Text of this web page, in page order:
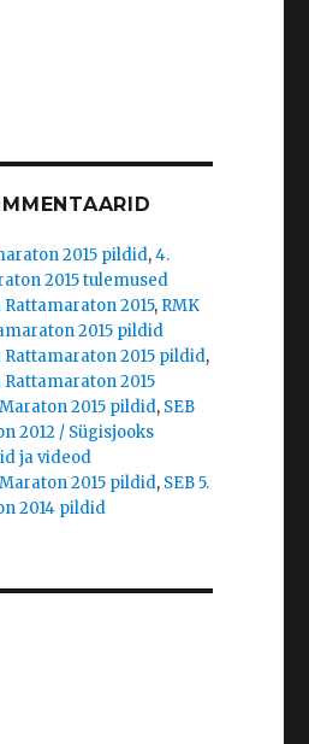
2015 pildid,4.
2015 tulemused
2015, RMK
2015 pildid
Rattamaraton 2015 pildid,
2015
2015 pildid, SEB
2012 / Sügisjooks
ja videod
2015 pildid, SEB 5.
2014 pildid